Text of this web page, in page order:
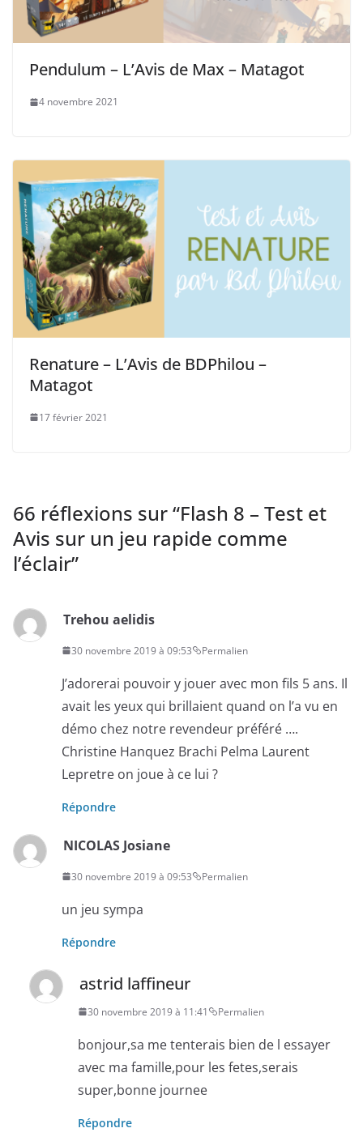
Pendulum – L’Avis de Max – Matagot
4 novembre 2021
Renature – L’Avis de BDPhilou –
Matagot
17 février 2021
66 réflexions sur “Flash 8 – Test et
Avis sur un jeu rapide comme
l’éclair”
Trehou aelidis
30 novembre 2019 à 09:53 Permalien
J’adorerai pouvoir y jouer avec mon fils 5 ans. Il
avait les yeux qui brillaient quand on l’a vu en
démo chez notre revendeur préféré ….
Christine Hanquez Brachi Pelma Laurent
Lepretre on joue à ce lui ?
Répondre
NICOLAS Josiane
30 novembre 2019 à 09:53 Permalien
un jeu sympa
Répondre
astrid laffineur
30 novembre 2019 à 11:41 Permalien
bonjour,sa me tenterais bien de l essayer
avec ma famille,pour les fetes,serais
super,bonne journee
Répondre